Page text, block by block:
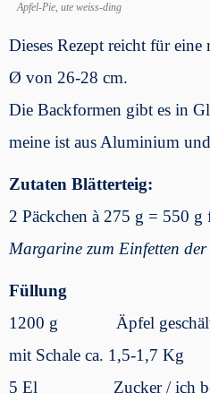
Apfel-Pie, ute weiss-ding
Dieses Rezept reicht für
Ø von 26-28 cm.
Die Backformen gibt es in
meine ist aus Aluminium
Zutaten Blätterteig:
2 Päckchen à 275 g = 550 g
Margarine zum Einfetten
Füllung
1200 g Äpfel geschält
mit Schale ca. 1,5-1,7 Kg
5 El Zucker / ich